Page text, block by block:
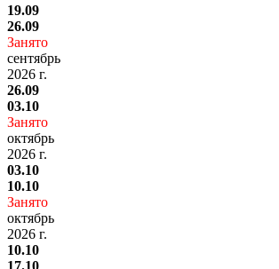
19.09
26.09
Занято
сентябрь
2026 г.
26.09
03.10
Занято
октябрь
2026 г.
03.10
10.10
Занято
октябрь
2026 г.
10.10